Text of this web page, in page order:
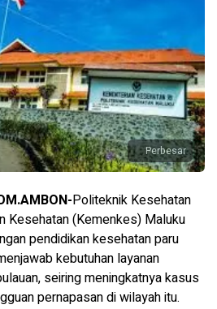
Perbesar
Politeknik Kesehatan
Kesehatan (Kemenkes) Maluku
pendidikan kesehatan paru
kebutuhan layanan
seiring meningkatnya kasus
pernapasan di wilayah itu.